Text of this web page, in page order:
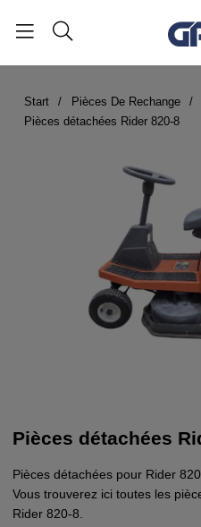
Start Pièces De Rechange
Pièces détachées Rider 820-8
Pièces détachées
Pièces détachées pour Rider
Vous trouverez ici toutes les
Rider 820-8.